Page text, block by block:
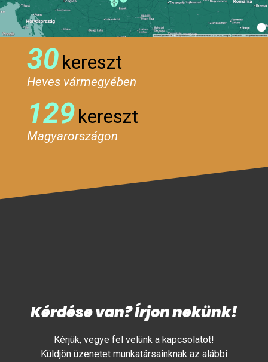
30kereszt
Heves vármegyében
129kereszt
Magyarországon
Kérdése van? Írjon nekünk!
Kérjük, vegye fel velünk a kapcsolatot!
Küldjön üzenetet munkatársainknak az alábbi